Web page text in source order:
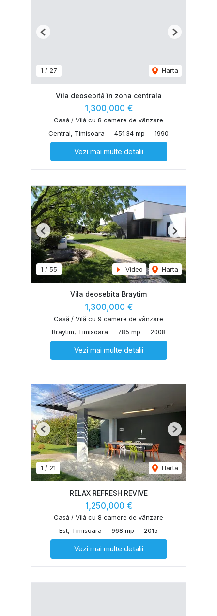
1 / 27 Harta
Previous Next
Vila deosebitǎ în zona centrala
1,300,000 €
Casă / Vilă cu 8 camere de vânzare
Central, Timisoara
451.34 mp 1990
Vezi mai multe detalii
1 / 55 Video Harta
Previous Next
Vila deosebita Braytim
1,300,000 €
Casă / Vilă cu 9 camere de vânzare
Braytim, Timisoara
785 mp 2008
Vezi mai multe detalii
1 / 21 Harta
Previous Next
RELAX REFRESH REVIVE
1,250,000 €
Casă / Vilă cu 8 camere de vânzare
Est, Timisoara
968 mp 2015
Vezi mai multe detalii